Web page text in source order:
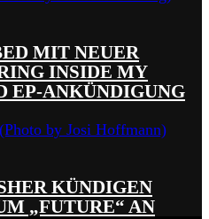
MIT NEUER
INSIDE MY
EP-ANKÜNDIGUNG
KÜNDIGEN
„FUTURE“ AN